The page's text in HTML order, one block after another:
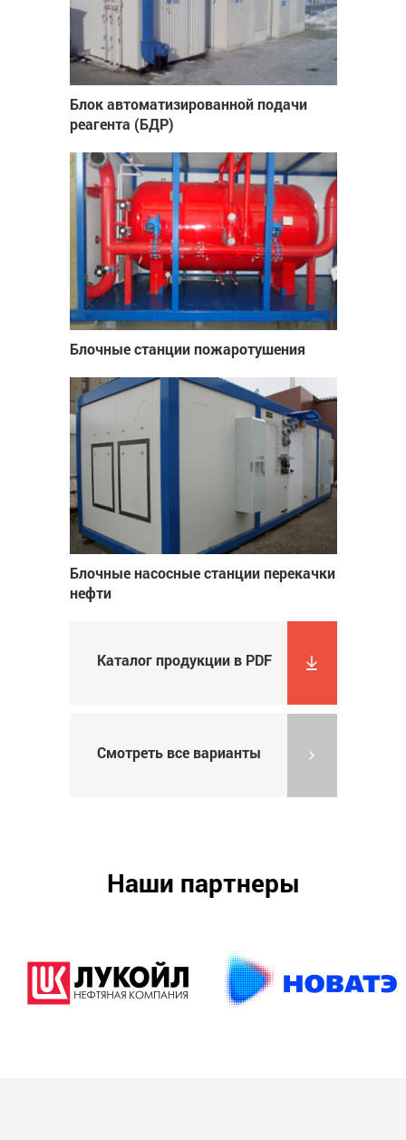
Блок автоматизированной подачи
реагента (БДР)
Блочные станции пожаротушения
Блочные насосные станции перекачки
нефти
Каталог продукции в PDF
Смотреть все варианты
Наши партнеры